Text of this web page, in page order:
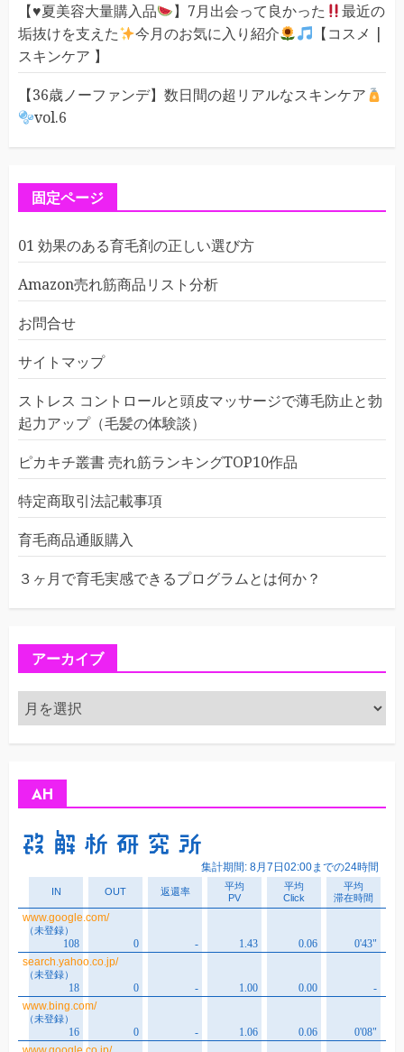
【♥️夏美容大量購入品 】7月出会って良かった
最近の
垢抜けを支えた
今月のお気に入り紹介
【コスメ |
スキンケア 】
【36歳ノーファンデ】数日間の超リアルなスキンケア
vol.6
固定ページ
01 効果のある育毛剤の正しい選び方
Amazon売れ筋商品リスト分析
お問合せ
サイトマップ
ストレス コントロールと頭皮マッサージで薄毛防止と勃
起力アップ（毛髪の体験談）
ピカキチ叢書 売れ筋ランキングTOP10作品
特定商取引法記載事項
育毛商品通販購入
３ヶ月で育毛実感できるプログラムとは何か？
アーカイブ
ア
ー
カ
AH